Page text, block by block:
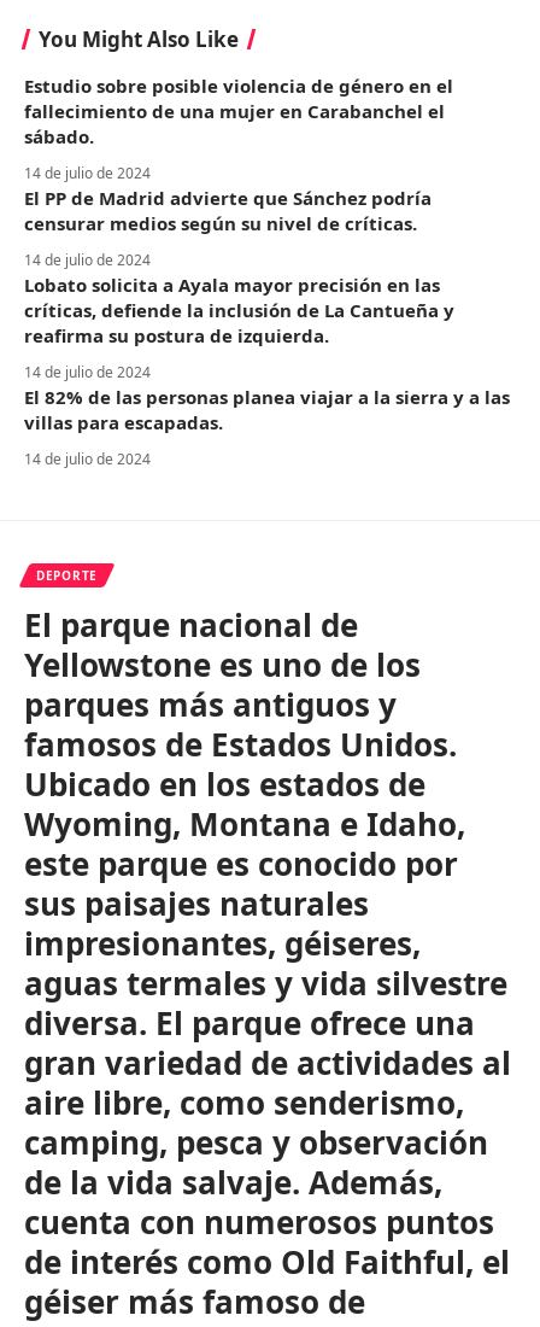
You Might Also Like
Estudio sobre posible violencia de género en el
fallecimiento de una mujer en Carabanchel el
sábado.
14 de julio de 2024
El PP de Madrid advierte que Sánchez podría
censurar medios según su nivel de críticas.
14 de julio de 2024
Lobato solicita a Ayala mayor precisión en las
críticas, defiende la inclusión de La Cantueña y
reafirma su postura de izquierda.
14 de julio de 2024
El 82% de las personas planea viajar a la sierra y a las
villas para escapadas.
14 de julio de 2024
DEPORTE
El parque nacional de
Yellowstone es uno de los
parques más antiguos y
famosos de Estados Unidos.
Ubicado en los estados de
Wyoming, Montana e Idaho,
este parque es conocido por
sus paisajes naturales
impresionantes, géiseres,
aguas termales y vida silvestre
diversa. El parque ofrece una
gran variedad de actividades al
aire libre, como senderismo,
camping, pesca y observación
de la vida salvaje. Además,
cuenta con numerosos puntos
de interés como Old Faithful, el
géiser más famoso de